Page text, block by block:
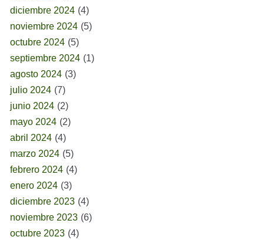
diciembre 2024 (4)
noviembre 2024 (5)
octubre 2024 (5)
septiembre 2024 (1)
agosto 2024 (3)
julio 2024 (7)
junio 2024 (2)
mayo 2024 (2)
abril 2024 (4)
marzo 2024 (5)
febrero 2024 (4)
enero 2024 (3)
diciembre 2023 (4)
noviembre 2023 (6)
octubre 2023 (4)